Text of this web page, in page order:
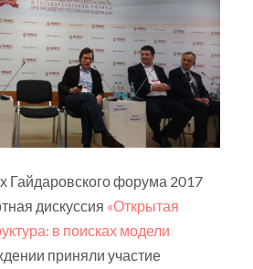
Гайдаровского форума 2017
дискуссия «Открытая
в поисках модели
приняли участие